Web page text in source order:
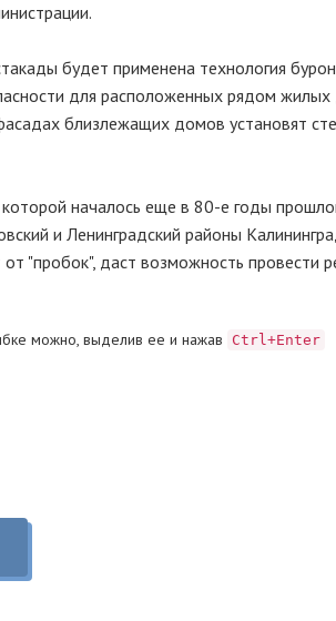
будет применена технология
для расположенных рядом
близлежащих домов установят
которой началось еще в 80-е годы
и Ленинградский районы
от "пробок", даст возможность провести
можно, выделив ее и нажав Ctrl+Enter